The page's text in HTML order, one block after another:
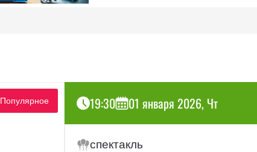
Популярное 19:30 01 января 2026, Чт
спектакль